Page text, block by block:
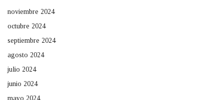
noviembre 2024
octubre 2024
septiembre 2024
agosto 2024
julio 2024
junio 2024
mayo 2024